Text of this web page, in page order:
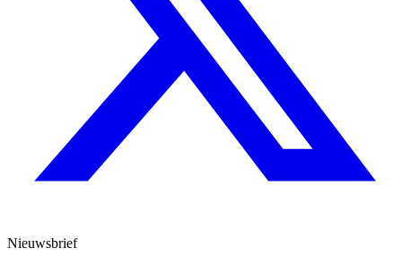
Nieuwsbrief